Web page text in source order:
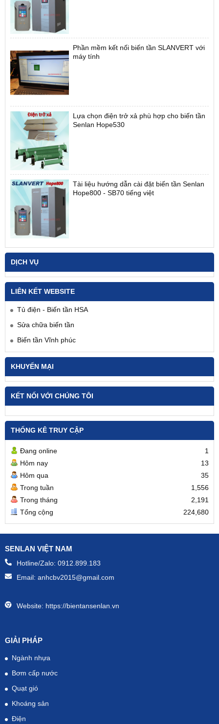
Phần mềm kết nối biến tần SLANVERT với
máy tính
Lựa chọn điện trở xả phù hợp cho biến tần
Senlan Hope530
Tài liệu hướng dẫn cài đặt biến tần Senlan
Hope800 - SB70 tiếng việt
DỊCH VỤ
LIÊN KẾT WEBSITE
Tủ điện - Biến tần HSA
Sửa chữa biến tần
Biến tần Vĩnh phúc
KHUYẾN MẠI
KẾT NỐI VỚI CHÚNG TÔI
THỐNG KÊ TRUY CẬP
Đang online
1
Hôm nay
13
Hôm qua
35
Trong tuần
1,556
Trong tháng
2,191
Tổng cộng
224,680
SENLAN VIỆT NAM
Hotline/Zalo: 0912.899.183
Email: anhcbv2015@gmail.com
Website: https://bientansenlan.vn
GIẢI PHÁP
Ngành nhựa
Bơm cấp nước
Quạt gió
Khoáng sản
Điện